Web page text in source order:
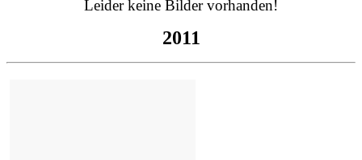
Leider keine Bilder vorhanden!
2011